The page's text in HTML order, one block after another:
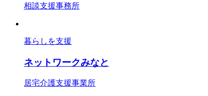
相談支援事務所
暮らしを支援
ネットワークみなと
居宅介護支援事業所